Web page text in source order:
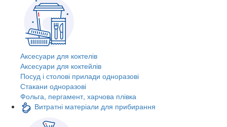
Аксесуари для коктелів
Аксесуари для коктейлів
Посуд і столові прилади одноразові
Стакани одноразові
Фольга, пергамент, харчова плівка
Витратні матеріали для прибирання